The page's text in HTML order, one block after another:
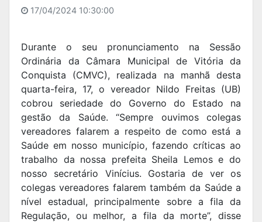
17/04/2024 10:30:00
Durante o seu pronunciamento na Sessão
Ordinária da Câmara Municipal de Vitória da
Conquista (CMVC), realizada na manhã desta
quarta-feira, 17, o vereador Nildo Freitas (UB)
cobrou seriedade do Governo do Estado na
gestão da Saúde. “Sempre ouvimos colegas
vereadores falarem a respeito de como está a
Saúde em nosso município, fazendo críticas ao
trabalho da nossa prefeita Sheila Lemos e do
nosso secretário Vinícius. Gostaria de ver os
colegas vereadores falarem também da Saúde a
nível estadual, principalmente sobre a fila da
Regulação, ou melhor, a fila da morte”, disse